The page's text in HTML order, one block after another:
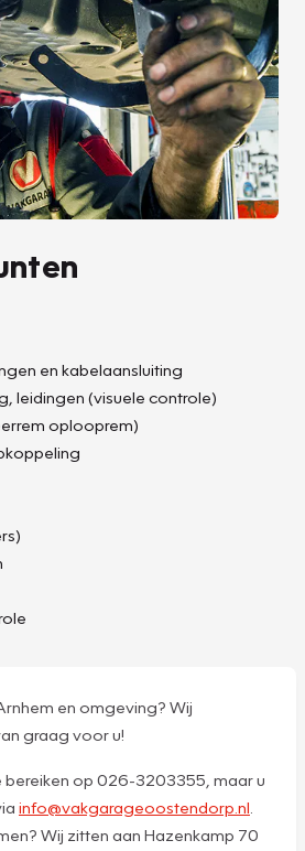
en kabelaansluiting
leidingen (visuele controle)
oplooprem)
en omgeving? Wij
graag voor u!
bereiken op 026-3203355, maar u
info@vakgarageoostendorp.nl
Wij zitten aan Hazenkamp 70